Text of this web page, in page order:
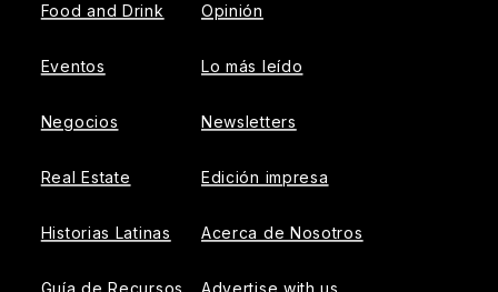
Food and Drink
Eventos
Negocios
Real Estate
Historias Latinas
Guía de Recursos
Opinión
Lo más leído
Newsletters
Edición impresa
Acerca de Nosotros
Advertise with us